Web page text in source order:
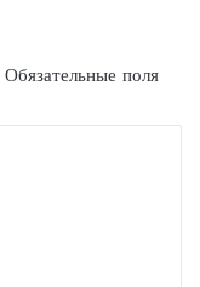
Обязательные поля